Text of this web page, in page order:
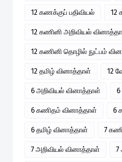
12 கணக்குப் பதிவியல் 12
12 கணினி அறிவியல்
12 கணினி தொழில் நுட்பம்
12 தமிழ் வினாத்தாள் 12
6 அறிவியல் வினாத்தாள்
6 கணிதம் வினாத்தாள் 6
6 தமிழ் வினாத்தாள் 7
7 அறிவியல் வினாத்தாள் 7